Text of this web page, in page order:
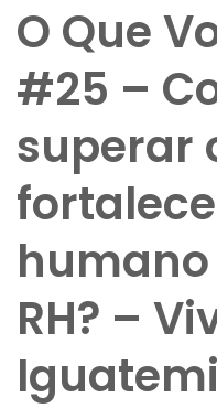
O Que
#25 –
superar
RH? –